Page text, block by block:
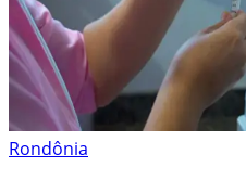
Rondônia